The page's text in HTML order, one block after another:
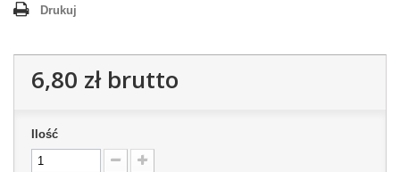
Drukuj
6,80 złbrutto
Ilość